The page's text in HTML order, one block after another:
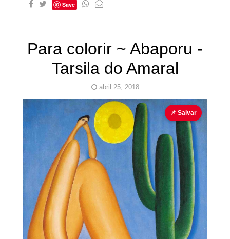
Save
Para colorir ~ Abaporu -
Tarsila do Amaral
abril 25, 2018
para colorir Pinturas para colorir
Tarsila
do Amaral
📌 Salvar